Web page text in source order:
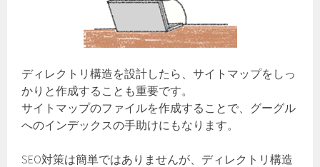
ディレクトリ構造を設計したら、サイトマップをしっ
かりと作成することも重要です。
サイトマップのファイルを作成することで、グーグル
へのインデックスの手助けにもなります。
SEO対策は簡単ではありませんが、ディレクトリ構造